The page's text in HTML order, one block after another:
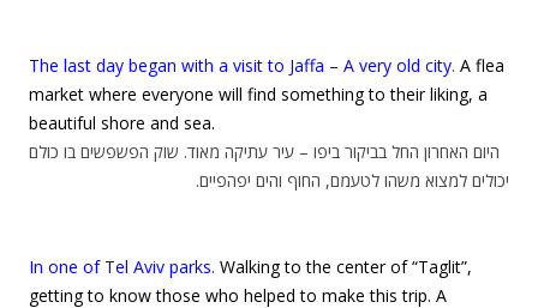
The last day began with a visit to Jaffa – A very old city. A flea
market where everyone will find something to their liking, a
beautiful shore and sea.
היום האחרון החל בביקור ביפו – עיר עתיקה מאוד. שוק הפשפשים בו כולם
יכולים למצוא משהו לטעמם, החוף והים יפהפיים.
In one of Tel Aviv parks. Walking to the center of “Taglit”,
getting to know those who helped to make this trip. A